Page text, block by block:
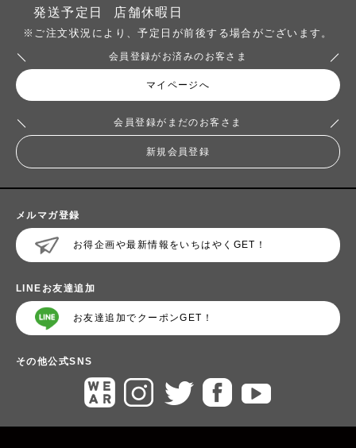
発送予定日 店舗休暇日
※ご注文状況により、予定日が前後する場合がございます。
会員登録がお済みのお客さま
マイページへ
会員登録がまだのお客さま
新規会員登録
メルマガ登録
お得企画や最新情報をいちはやくGET！
LINEお友達追加
お友達追加でクーポンGET！
その他公式SNS